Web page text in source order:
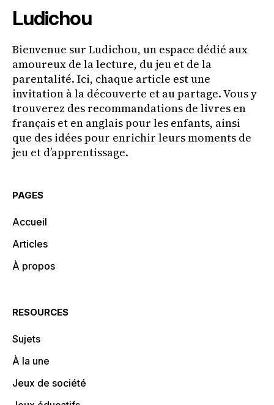
Ludichou
Bienvenue sur Ludichou, un espace dédié aux
amoureux de la lecture, du jeu et de la
parentalité. Ici, chaque article est une
invitation à la découverte et au partage. Vous y
trouverez des recommandations de livres en
français et en anglais pour les enfants, ainsi
que des idées pour enrichir leurs moments de
jeu et d’apprentissage.
PAGES
Accueil
Articles
À propos
RESOURCES
Sujets
À la une
Jeux de société